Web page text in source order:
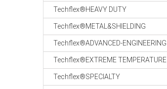
Techflex®HEAVY DUTY
Techflex®METAL&SHIELDING
Techflex®ADVANCED-ENGINEERING
Techflex®EXTREME TEMPERATURE
Techflex®SPECIALTY